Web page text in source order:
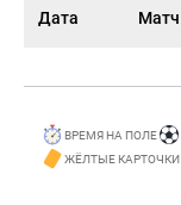
Дата Матч
ВРЕМЯ НА ПОЛЕ
ЖЁЛТЫЕ КАРТОЧКИ